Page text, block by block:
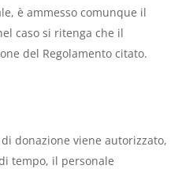
è ammesso comunque il
caso si ritenga che il
del Regolamento citato.
donazione viene autorizzato,
tempo, il personale